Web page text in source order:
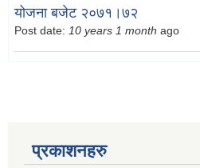
योजना बजेट २०७१।७२
Post date: 10 years 1 month ago
प्रकाशनहरु